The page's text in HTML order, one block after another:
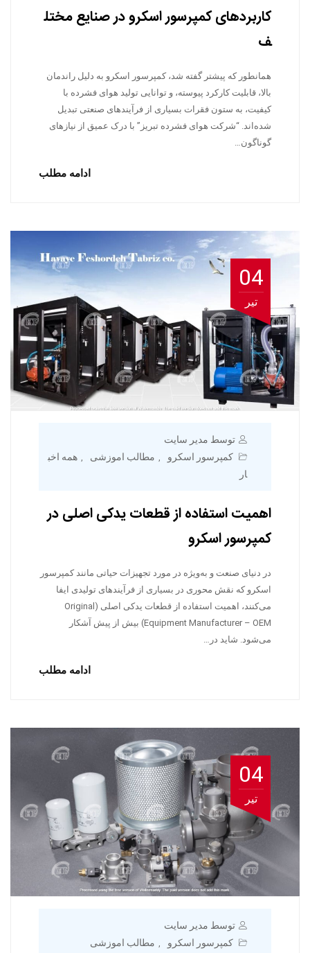
کاربردهای کمپرسور اسکرو در صنایع مختل
ف
همانطور که پیشتر گفته شد، کمپرسور اسکرو به دلیل راندمان
بالا، قابلیت کارکرد پیوسته، و توانایی تولید هوای فشرده با
کیفیت، به ستون فقرات بسیاری از فرآیندهای صنعتی تبدیل
شده‌اند. “شرکت هوای فشرده تبریز” با درک عمیق از نیازهای
گوناگون…
ادامه مطلب
04
تیر
توسط مدیر سایت
کمپرسور اسکرو
, مطالب اموزشی , همه اخب
ار
اهمیت استفاده از قطعات یدکی اصلی در
کمپرسور اسکرو
در دنیای صنعت و به‌ویژه در مورد تجهیزات حیاتی مانند کمپرسور
اسکرو که نقش محوری در بسیاری از فرآیندهای تولیدی ایفا
می‌کنند، اهمیت استفاده از قطعات یدکی اصلی (Original
Equipment Manufacturer – OEM) بیش از پیش آشکار
می‌شود. شاید در…
ادامه مطلب
04
تیر
توسط مدیر سایت
کمپرسور اسکرو
, مطالب اموزشی